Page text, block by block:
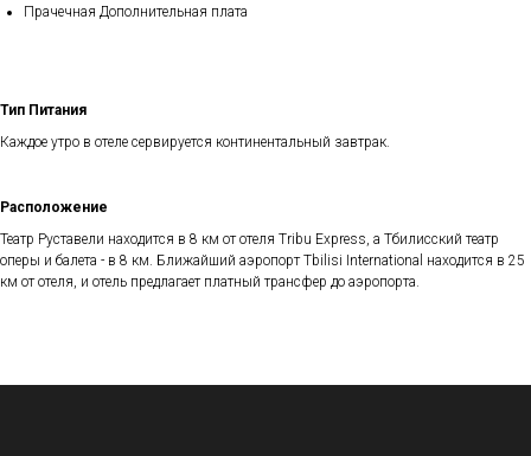
Прачечная Дополнительная плата
Тип Питания
Каждое утро в отеле сервируется континентальный завтрак.
Расположение
Театр Руставели находится в 8 км от отеля Tribu Express, а Тбилисский театр
оперы и балета - в 8 км. Ближайший аэропорт Tbilisi International находится в 25
км от отеля, и отель предлагает платный трансфер до аэропорта.